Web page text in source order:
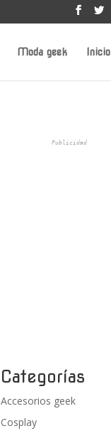
Moda geek Inicio
Publicidad
Categorías
Accesorios geek
Cosplay